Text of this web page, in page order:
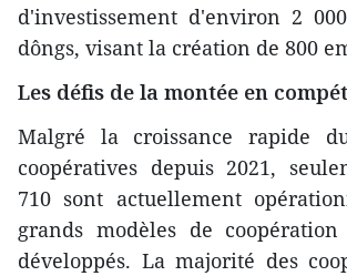
d'investissement d'environ 2
dôngs, visant la création de 800
Les défis de la montée en
Malgré la croissance rapide
coopératives depuis 2021,
710 sont actuellement
grands modèles de
développés. La majorité des